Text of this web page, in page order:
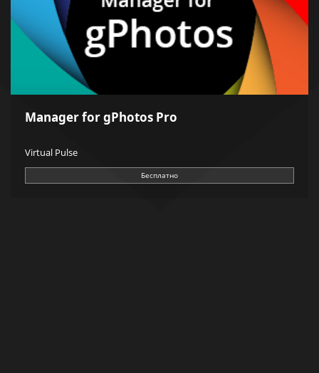
Manager for gPhotos Pro
Virtual Pulse
Бесплатно